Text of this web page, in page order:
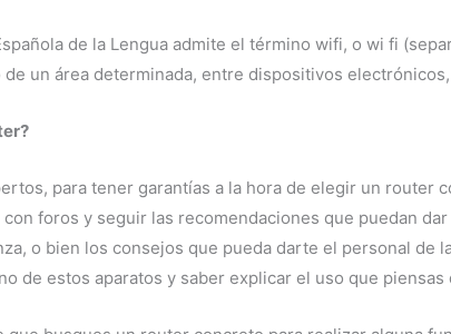
de la Lengua admite el término wifi, o wi fi
un área determinada, entre dispositivos
para tener garantías a la hora de elegir un router
foros y seguir las recomendaciones que puedan
o bien los consejos que pueda darte el personal de
de estos aparatos y saber explicar el uso que piensas